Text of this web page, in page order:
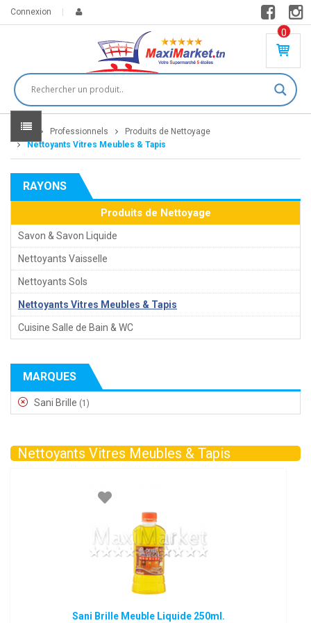
Connexion
0
PR
DU
IT(
S)
Home Professionnels
Produits de Nettoyage
Nettoyants Vitres Meubles & Tapis
RAYONS
Produits de Nettoyage
Savon & Savon Liquide
Nettoyants Vaisselle
Nettoyants Sols
Nettoyants Vitres Meubles & Tapis
Cuisine Salle de Bain & WC
MARQUES
Sani Brille (1)
Nettoyants Vitres Meubles & Tapis
Sani Brille Meuble Liquide 250ml.